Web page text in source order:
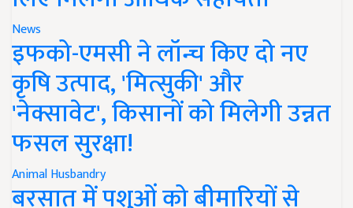
News
इफको-एमसी ने लॉन्च किए दो नए
कृषि उत्पाद, 'मित्सुकी' और
'नेक्सावेट', किसानों को मिलेगी उन्नत
फसल सुरक्षा!
Animal Husbandry
बरसात में पशुओं को बीमारियों से